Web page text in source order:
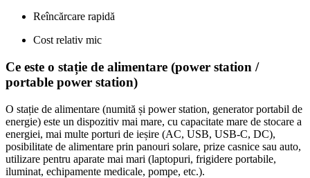
Reîncărcare rapidă
Cost relativ mic
Ce este o stație de alimentare (power station /
portable power station)
O stație de alimentare (numită și power station, generator portabil de
energie) este un dispozitiv mai mare, cu capacitate mare de stocare a
energiei, mai multe porturi de ieșire (AC, USB, USB‑C, DC),
posibilitate de alimentare prin panouri solare, prize casnice sau auto,
utilizare pentru aparate mai mari (laptopuri, frigidere portabile,
iluminat, echipamente medicale, pompe, etc.).